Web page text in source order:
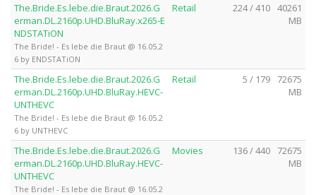
The.Bride.Es.lebe.die.Braut.2026.G
erman.DL.2160p.UHD.BluRay.x265-E
NDSTATiON
The Bride! - Es lebe die Braut @ 16.05.2
6 by ENDSTATiON
Retail 224 / 410 40261
MB
The.Bride.Es.lebe.die.Braut.2026.G
erman.DL.2160p.UHD.BluRay.HEVC-
UNTHEVC
The Bride! - Es lebe die Braut @ 16.05.2
6 by UNTHEVC
Retail 5 / 179
72675
MB
The.Bride.Es.lebe.die.Braut.2026.G
erman.DL.2160p.UHD.BluRay.HEVC-
UNTHEVC
The Bride! - Es lebe die Braut @ 16.05.2
Movies 136 / 440
72675
MB